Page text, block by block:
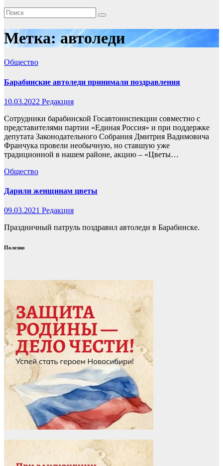
Метка:автоледи
Общество
Барабинские автоледи принимали поздравления
10.03.2022 Редакция
Сотрудники барабинской Госавтоинспекции совместно с
представителями партии «Единая Россия» и при поддержке
депутата Законодательного Собрания Дмитрия Вадимовича
Франчука провели необычную, но ставшую уже
традиционной в нашем районе, акцию – «Цветы…
Общество
Дарили женщинам цветы
09.03.2021 Редакция
Праздничный патруль поздравил автоледи в Барабинске.
Полезно